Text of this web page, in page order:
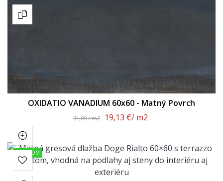
OXIDATIO VANADIUM 60x60 - Matný Povrch
31,89 / m2 19,13 €/ m2
SKLADOM